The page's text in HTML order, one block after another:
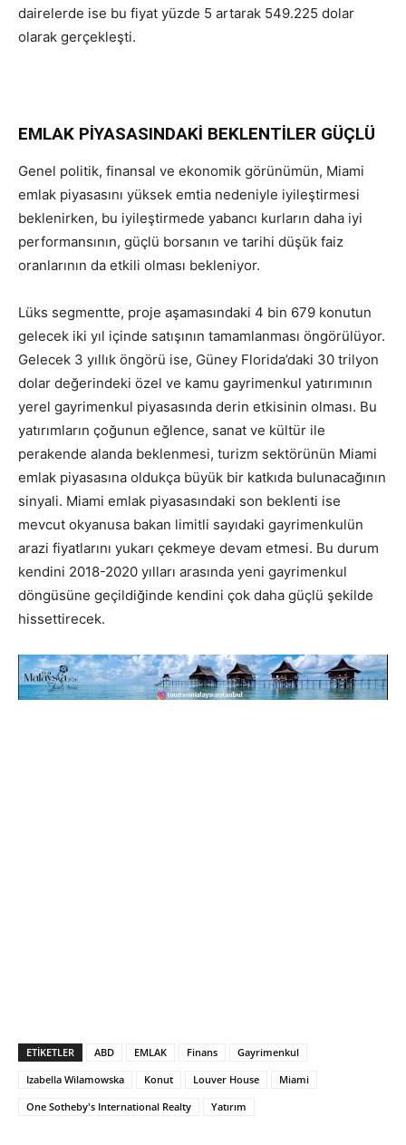
dairelerde ise bu fiyat yüzde 5 artarak 549.225 dolar
olarak gerçekleşti.
EMLAK PİYASASINDAKİ BEKLENTİLER GÜÇLÜ
Genel politik, finansal ve ekonomik görünümün, Miami
emlak piyasasını yüksek emtia nedeniyle iyileştirmesi
beklenirken, bu iyileştirmede yabancı kurların daha iyi
performansının, güçlü borsanın ve tarihi düşük faiz
oranlarının da etkili olması bekleniyor.
Lüks segmentte, proje aşamasındaki 4 bin 679 konutun
gelecek iki yıl içinde satışının tamamlanması öngörülüyor.
Gelecek 3 yıllık öngörü ise, Güney Florida’daki 30 trilyon
dolar değerindeki özel ve kamu gayrimenkul yatırımının
yerel gayrimenkul piyasasında derin etkisinin olması. Bu
yatırımların çoğunun eğlence, sanat ve kültür ile
perakende alanda beklenmesi, turizm sektörünün Miami
emlak piyasasına oldukça büyük bir katkıda bulunacağının
sinyali. Miami emlak piyasasındaki son beklenti ise
mevcut okyanusa bakan limitli sayıdaki gayrimenkulün
arazi fiyatlarını yukarı çekmeye devam etmesi. Bu durum
kendini 2018-2020 yılları arasında yeni gayrimenkul
döngüsüne geçildiğinde kendini çok daha güçlü şekilde
hissettirecek.
ETIKETLER ABD EMLAK Finans
Gayrimenkul
Izabella Wilamowska
Konut Louver House
Miami
One Sotheby's International Realty
Yatırım